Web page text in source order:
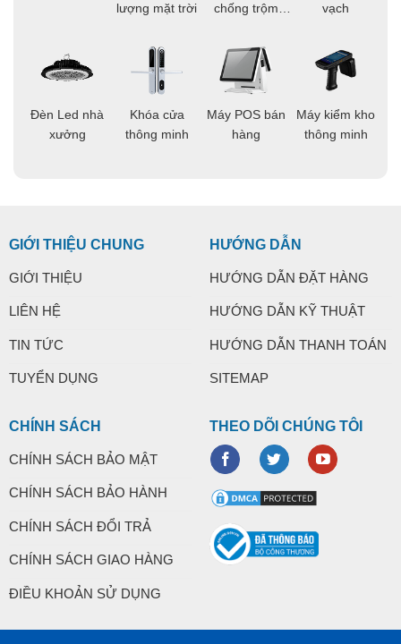
Đèn Led nhà
xưởng
lượng mặt trời
Khóa cửa
thông minh
chống trộm
Máy POS bán
hàng
vạch
Máy kiểm kho
thông minh
GIỚI THIỆU CHUNG
GIỚI THIỆU
LIÊN HỆ
TIN TỨC
TUYỂN DỤNG
HƯỚNG DẪN
HƯỚNG DẪN ĐẶT HÀNG
HƯỚNG DẪN KỸ THUẬT
HƯỚNG DẪN THANH TOÁN
SITEMAP
CHÍNH SÁCH
CHÍNH SÁCH BẢO MẬT
CHÍNH SÁCH BẢO HÀNH
CHÍNH SÁCH ĐỔI TRẢ
CHÍNH SÁCH GIAO HÀNG
ĐIỀU KHOẢN SỬ DỤNG
THEO DÕI CHÚNG TÔI